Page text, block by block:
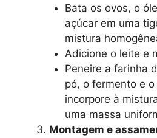
Bata os ovos, o
açúcar em uma
mistura
Adicione o leite e
Peneire a farinha
pó, o fermento e
incorpore à
uma massa
Montagem e